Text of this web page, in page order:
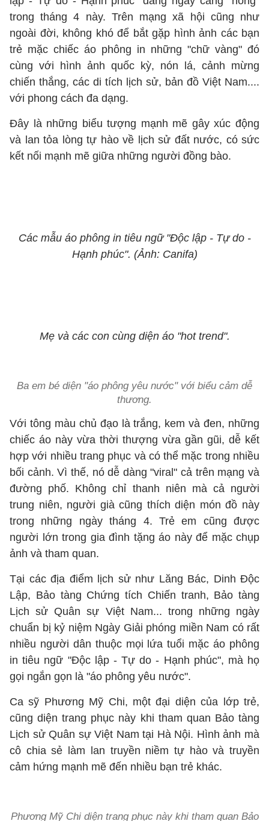
trong tháng 4 này. Trên mạng xã hội cũng như
ngoài đời, không khó để bắt gặp hình ảnh các bạn
trẻ mặc chiếc áo phông in những "chữ vàng" đó
cùng với hình ảnh quốc kỳ, nón lá, cảnh mừng
chiến thắng, các di tích lịch sử, bản đồ Việt Nam....
với phong cách đa dạng.
Đây là những biểu tượng mạnh mẽ gây xúc động
và lan tỏa lòng tự hào về lịch sử đất nước, có sức
kết nối mạnh mẽ giữa những người đồng bào.
Các mẫu áo phông in tiêu ngữ "Độc lập - Tự do -
Hạnh phúc". (Ảnh: Canifa)
Mẹ và các con cùng diện áo "hot trend".
Ba em bé diện "áo phông yêu nước" với biểu cảm dễ
thương.
Với tông màu chủ đạo là trắng, kem và đen, những
chiếc áo này vừa thời thượng vừa gần gũi, dễ kết
hợp với nhiều trang phục và có thể mặc trong nhiều
bối cảnh. Vì thế, nó dễ dàng "viral" cả trên mạng và
đường phố. Không chỉ thanh niên mà cả người
trung niên, người già cũng thích diện món đồ này
trong những ngày tháng 4. Trẻ em cũng được
người lớn trong gia đình tặng áo này để mặc chụp
ảnh và tham quan.
Tại các địa điểm lịch sử như Lăng Bác, Dinh Độc
Lập, Bảo tàng Chứng tích Chiến tranh, Bảo tàng
Lịch sử Quân sự Việt Nam... trong những ngày
chuẩn bị kỷ niệm Ngày Giải phóng miền Nam có rất
nhiều người dân thuộc mọi lứa tuổi mặc áo phông
in tiêu ngữ "Độc lập - Tự do - Hạnh phúc", mà họ
gọi ngắn gọn là "áo phông yêu nước".
Ca sỹ Phương Mỹ Chi, một đại diện của lớp trẻ,
cũng diện trang phục này khi tham quan Bảo tàng
Lịch sử Quân sự Việt Nam tại Hà Nội. Hình ảnh mà
cô chia sẻ làm lan truyền niềm tự hào và truyền
cảm hứng mạnh mẽ đến nhiều bạn trẻ khác.
Phương Mỹ Chi diện trang phục này khi tham quan Bảo